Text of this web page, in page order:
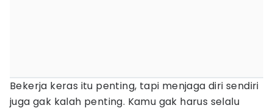
Bekerja keras itu penting, tapi menjaga diri sendiri
juga gak kalah penting. Kamu gak harus selalu